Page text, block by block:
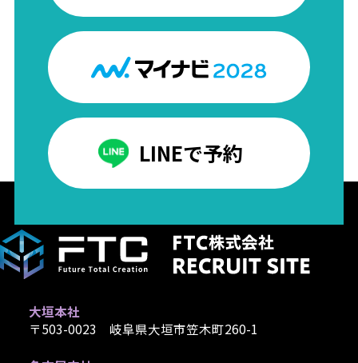
LINEで予約
大垣本社
〒503-0023 岐阜県大垣市笠木町260-1